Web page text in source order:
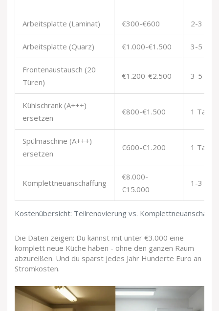
Kostenübersicht: Teilrenovierung vs.
Arbeitsplatte (Laminat) €300-€600 2-3
Arbeitsplatte (Quarz) €1.000-€1.500 3-5
Frontenaustausch (20
Türen)
€1.200-€2.500 3-5
Kühlschrank (A+++)
ersetzen
€800-€1.500 1 Tag
Spülmaschine (A+++)
ersetzen
€600-€1.200 1 Tag
Komplettneuanschaffung
€8.000-
€15.000
1-3
Die Daten zeigen: Du kannst mit unter €3.000 eine
komplett neue Küche haben - ohne den ganzen Raum
abzureißen. Und du sparst jedes Jahr Hunderte Euro an
Stromkosten.